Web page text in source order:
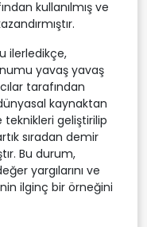
kullanılmış ve
ilerledikçe,
yavaş yavaş
tarafından
kaynaktan
geliştirilip
sıradan demir
Bu durum,
yargılarını ve
ilginç bir örneğini